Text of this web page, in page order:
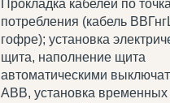
Прокладка кабелей по
потребления (кабель
гофре); установка
щита, наполнение щита
автоматическими
ABB, установка временных